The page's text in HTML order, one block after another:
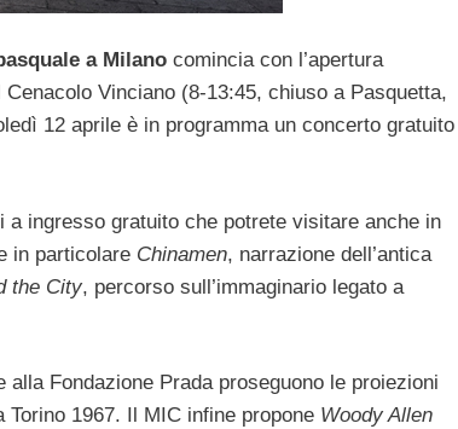
a Milano comincia con l’apertura
Vinciano (8-13:45, chiuso a Pasquetta,
12 aprile è in programma un concerto gratuito
a ingresso gratuito che potrete visitare anche in
in particolare Chinamen, narrazione dell’antica
the City, percorso sull’immaginario legato a
Fondazione Prada proseguono le proiezioni
1967. Il MIC infine propone Woody Allen